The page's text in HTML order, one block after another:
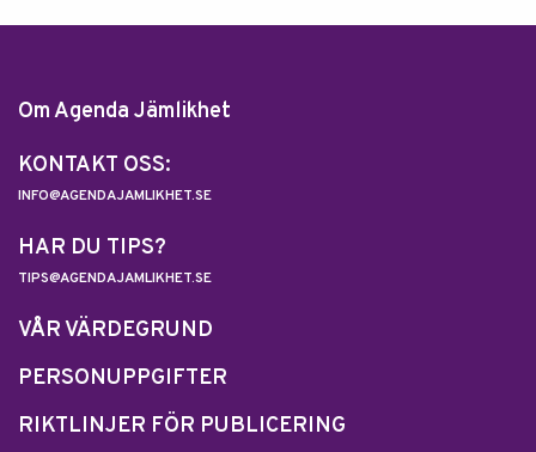
Om Agenda Jämlikhet
KONTAKT OSS:
INFO@AGENDAJAMLIKHET.SE
HAR DU TIPS?
TIPS@AGENDAJAMLIKHET.SE
VÅR VÄRDEGRUND
PERSONUPPGIFTER
RIKTLINJER FÖR PUBLICERING